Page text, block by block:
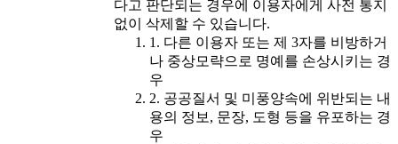
다고 판단되는 경우에 이용자에게 사전 통지
없이 삭제할 수 있습니다.
1. 다른 이용자 또는 제 3자를 비방하거
나 중상모략으로 명예를 손상시키는 경
우
2. 공공질서 및 미풍양속에 위반되는 내
용의 정보, 문장, 도형 등을 유포하는 경
우